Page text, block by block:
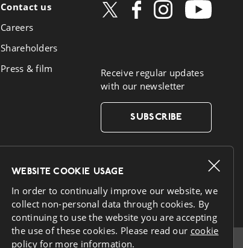
Contact us
Careers
Shareholders
Press & film
Receive regular updates
with our newsletter
SUBSCRIBE
German French Dutch
WEBSITE COOKIE USAGE
In order to continually improve our website, we
collect non-personal data through cookies. By
continuing to use the website you are accepting
the use of these cookies. Please read our cookie
policyfor more information.